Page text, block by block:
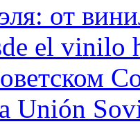
от
el vinilo
Unión